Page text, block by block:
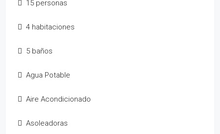
15 personas
4 habitaciones
5 baños
Agua Potable
Aire Acondicionado
Asoleadoras